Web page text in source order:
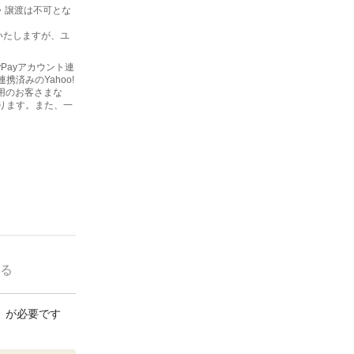
譲渡は不可とな
たしますが、ユ
アカウント連
携済みのYahoo!
のお客さまな
ます。また、一
が必要です